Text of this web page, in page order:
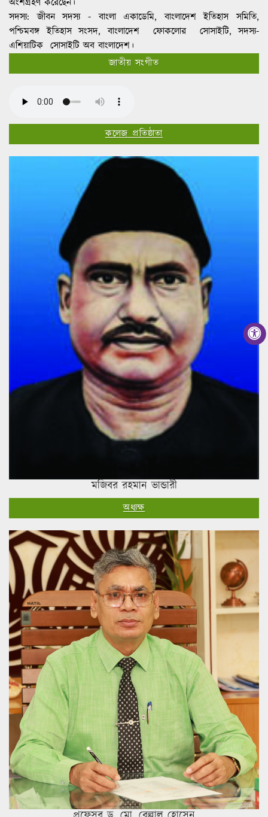
জাতীয় সংগীত
মজিবর রহমান ভান্ডারী
প্রফেসর ড. মো. বেল্লাল হোসেন
উপাধ্যক্ষ